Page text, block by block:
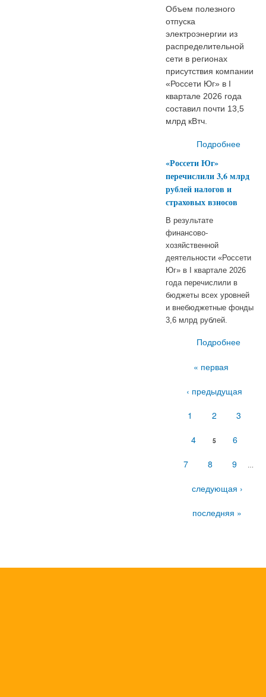
Объем полезного
отпуска
электроэнергии из
распределительной
сети в регионах
присутствия компании
«Россети Юг» в I
квартале 2026 года
составил почти 13,5
млрд кВтч.
Подробнее
«Россети Юг»
перечислили 3,6 млрд
рублей налогов и
страховых взносов
В результате
финансово-
хозяйственной
деятельности «Россети
Юг» в I квартале 2026
года перечислили в
бюджеты всех уровней
и внебюджетные фонды
3,6 млрд рублей.
Подробнее
« первая
‹ предыдущая
1 2 3
4 5 6
7 8 9
следующая ›
последняя »